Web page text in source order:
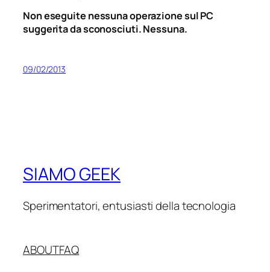
Non eseguite nessuna operazione sul PC
suggerita da sconosciuti. Nessuna.
09/02/2013
SIAMO GEEK
Sperimentatori, entusiasti della tecnologia
ABOUTFAQ